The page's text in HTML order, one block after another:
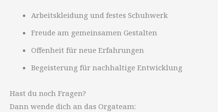
Arbeitskleidung und festes Schuhwerk
Freude am gemeinsamen Gestalten
Offenheit für neue Erfahrungen
Begeisterung für nachhaltige Entwicklung
Hast du noch Fragen?
Dann wende dich an das Orgateam: